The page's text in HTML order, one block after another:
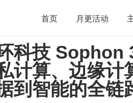
首页 月更活动
架构 OpenHarmony
团队管理 程序员 运维
科技 Sophon
计算、边缘计
到智能的全链